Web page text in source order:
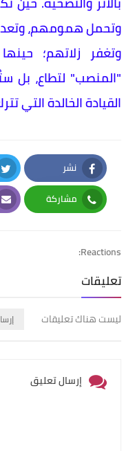
وتحمل همومهم،
وتغفر زلاتهم؛
"المنصب" لتطاع، بل
القيادة الخالدة التي
نشر
Facebook
مشاركة
Whatsapp
Reactions:
تعليقات
ليست هناك تعليقات
إرسال تعليق